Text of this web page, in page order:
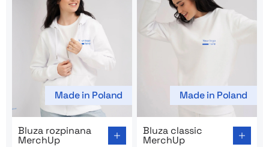
Made in Poland
Bluza rozpinana
MerchUp
Made in Poland
Bluza classic
MerchUp